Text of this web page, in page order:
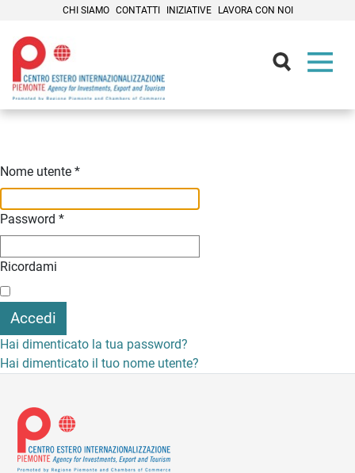
CHI SIAMO CONTATTI INIZIATIVE LAVORA CON NOI
Nome utente *
Password *
Ricordami
Accedi
Hai dimenticato la tua password?
Hai dimenticato il tuo nome utente?